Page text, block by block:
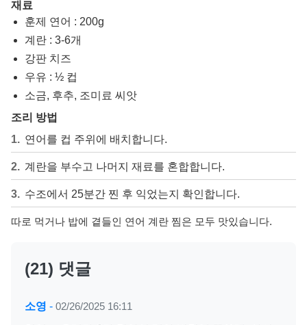
재료
훈제 연어 : 200g
계란 : 3-6개
강판 치즈
우유 : ½ 컵
소금, 후추, 조미료 씨앗
조리 방법
연어를 컵 주위에 배치합니다.
계란을 부수고 나머지 재료를 혼합합니다.
수조에서 25분간 찐 후 익었는지 확인합니다.
따로 먹거나 밥에 곁들인 연어 계란 찜은 모두 맛있습니다.
(21) 댓글
소영 - 02/26/2025 16:11